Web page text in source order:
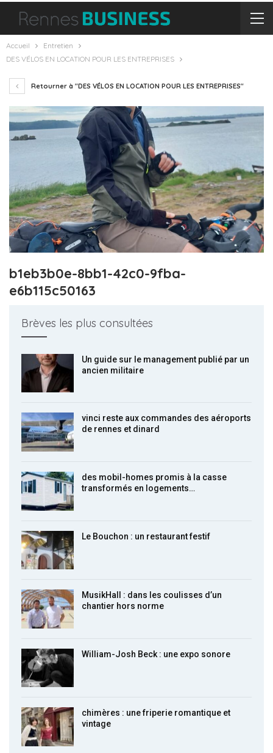
Accueil
Entretien
DES VÉLOS EN LOCATION POUR LES ENTREPRISES
Retourner à "DES VÉLOS EN LOCATION POUR LES ENTREPRISES"
b1eb3b0e-8bb1-42c0-9fba-
e6b115c50163
Brèves les plus consultées
Un guide sur le management publié par un
ancien militaire
vinci reste aux commandes des aéroports
de rennes et dinard
des mobil-homes promis à la casse
transformés en logements…
Le Bouchon : un restaurant festif
MusikHall : dans les coulisses d’un
chantier hors norme
William-Josh Beck : une expo sonore
chimères : une friperie romantique et
vintage